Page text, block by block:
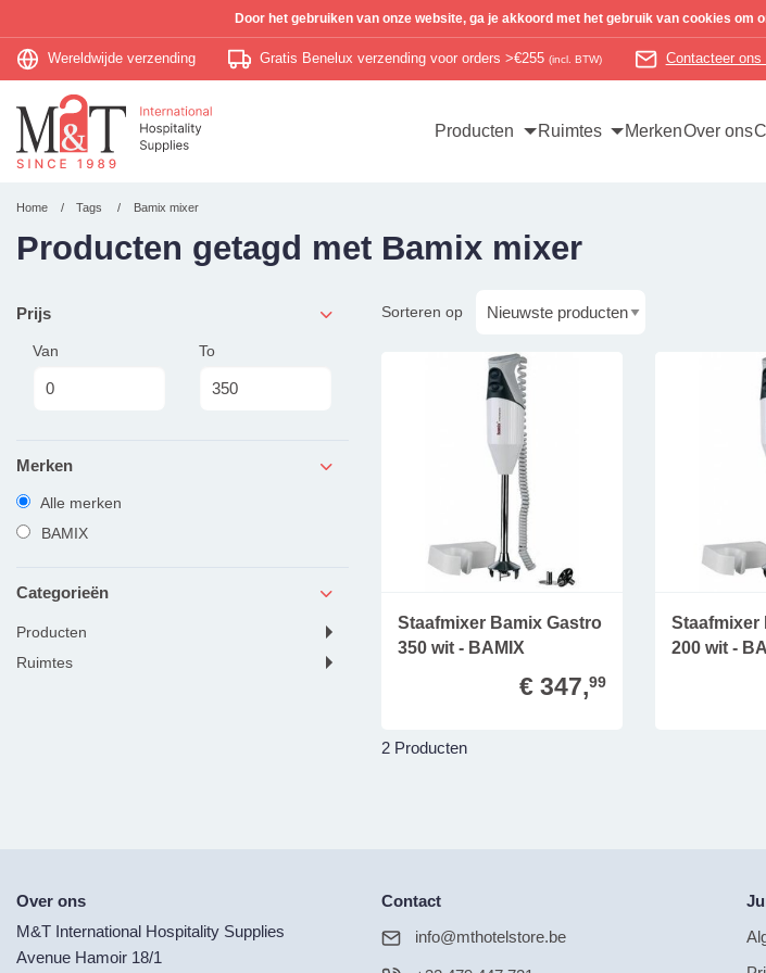
Wereldwijde verzending Gratis Benelux verzending voor orders >€255 (incl. BTW) Contacteer
Producten Ruimtes MerkenOver ons
Home Tags Bamix mixer
Producten getagd met Bamix mixer
Prijs
Van To
Merken
Alle merken
BAMIX
Categorieën
producten
ruimtes
Sorteren op
Staafmixer Bamix Gastro
350 wit - BAMIX
€ 347,99
Staafmixer
200 wit -
2 Producten
Over ons
M&T International Hospitality Supplies
Avenue Hamoir 18/1
Contact
info@mthotelstore.be
Door het gebruiken van onze website, ga je akkoord met het gebruik van cookies om